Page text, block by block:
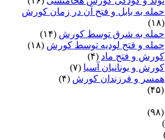
حمله به بابل و فتح آن در زمان کورش
(۱۸)
حمله به شرق توسط کورش (۱۴)
حمله و فتح لودیه توسط کورش (۱۸)
کورش و فتح ماد (۴)
کورش و یونانیان آسیا (۷)
همسر و فرزندان کورش (۴)
(۴۵)
(۹۸)